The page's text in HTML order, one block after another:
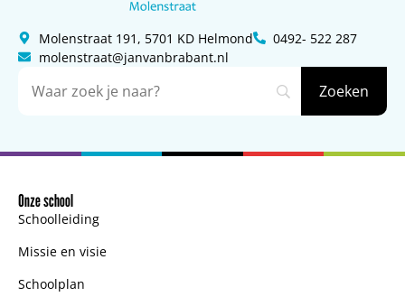
Molenstraat 191, 5701 KD Helmond
0492- 522 287
molenstraat@janvanbrabant.nl
Onze school
Schoolleiding
Missie en visie
Schoolplan